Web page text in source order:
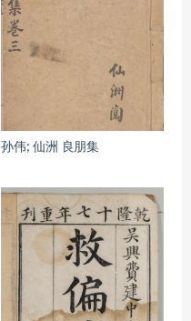
孙伟; 仙洲 良朋集